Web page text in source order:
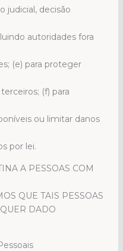
judicial, decisão
autoridades fora
(e) para proteger
(f) para
ou limitar danos
por lei.
A PESSOAS COM
QUE TAIS PESSOAS
DADO